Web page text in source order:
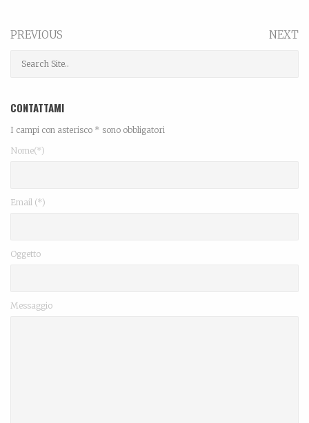
PREVIOUS NEXT
CONTATTAMI
I campi con asterisco * sono obbligatori
Nome(*)
Email (*)
Oggetto
Messaggio